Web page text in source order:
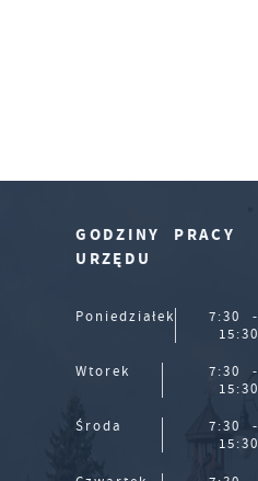
GODZINY PRACY
URZĘDU
Poniedziałek
7:30 -
15:30
Wtorek
7:30 -
15:30
Środa
7:30 -
15:30